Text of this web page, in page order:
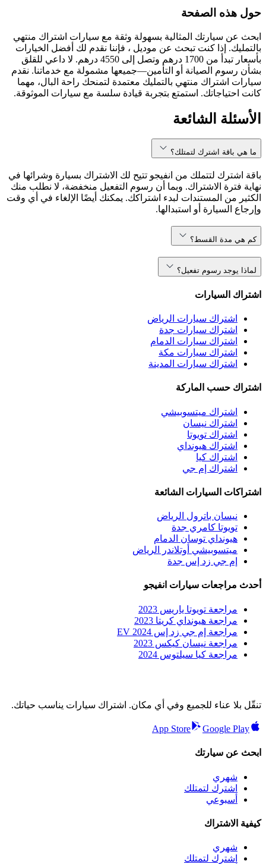
حول هذه الصفحة
ابحث عن سيارتك المثالية بسهولة وثقة مع سيارات اشتراك منتهي
بالتمليك. إذا كنت تبحث عن موديل ، فإننا نقدم لك أفضل الخيارات
بأسعار تبدأ من 1700 درهم وتصل إلى 4550 درهم. لا داعي للقلق
بشأن رسوم الصيانة أو التأمين—جميعها مشمولة مع خدماتنا. نقدم
سيارات اشتراك منتهي بالتمليك معتمدة لتمنحك راحة البال، مهما
كانت احتياجاتك. استمتع بتجربة قيادة سلسة مع سيارات الموثوقة.
الأسئلة الشائعة
ما هي باقة اشترك لتمتلك؟
باقة اشترك لتتملك من انفيجو تتيح لك الاشتراك بسيارة وشرائها في
نهاية فترة الاشتراك. وبما أن رسوم التفعيل منخفضة، لا نطلب منك
الكثير من المستندات لبدء اشتراكك. يمكنك أيضًا الإلغاء في أي وقت
وإرجاع السيارة أو استبدالها.
كم هي مدة القسط؟
لماذا يوجد رسوم تفعيل؟
اشتراك السيارات
اشتراك سيارات الرياض
اشتراك سيارات جدة
اشتراك سيارات الدمام
اشتراك سيارات مكة
اشتراك سيارات المدينة
اشتراك حسب الماركة
اشتراك ميتسوبيشي
اشتراك نيسان
اشتراك تويوتا
اشتراك هيونداي
اشتراك كيا
اشتراك إم جي
اشتراكات السيارات الشائعة
نيسان باترول الرياض
تويوتا كامري جدة
هيونداي توسان الدمام
ميتسوبيشي أوتلاندر الرياض
إم جي زد إس جدة
أحدث مراجعات سيارات انفيجو
مراجعة تويوتا ياريس 2023
مراجعة هيونداي كريتا 2023
مراجعة إم جي زد إس EV 2024
مراجعة نيسان كيكس 2023
مراجعة كيا سيلتوس 2024
تنقّل بلا عناء للجميع وفي أي مكان. اشتراك سيارات يناسب حياتك.
App Store Google Play
ابحث عن سيارتك
شهري
اشترك لتمتلك
أسبوعي
كيفية الاشتراك
شهري
اشترك لتمتلك